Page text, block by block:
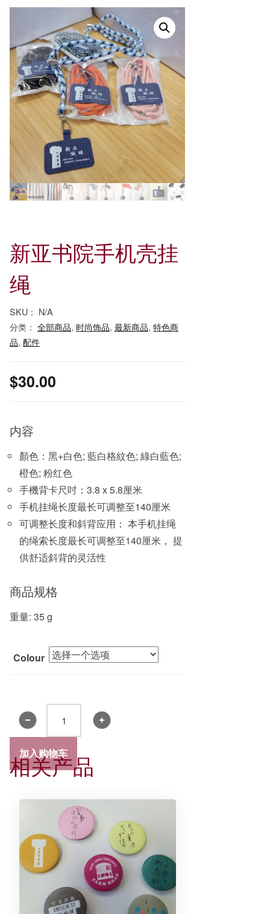
新亚书院手机壳挂
绳
SKU： N/A
分类： 全部商品, 时尚饰品, 最新商品, 特色商
品, 配件
$30.00
内容
顏色：黑+白色; 藍白格紋色; 綠白藍色;
橙色; 粉红色
手機背卡尺吋：3.8 x 5.8厘米
手机挂绳长度最长可调整至140厘米
可调整长度和斜背应用： 本手机挂绳
的绳索长度最长可调整至140厘米， 提
供舒适斜背的灵活性
商品规格
重量: 35 g
Colour
书
院
手
机
绳
数
加入购物车
相关产品